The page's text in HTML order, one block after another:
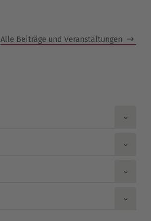
Alle Beiträge und Veranstaltungen